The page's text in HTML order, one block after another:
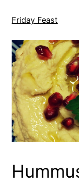
Friday Feast